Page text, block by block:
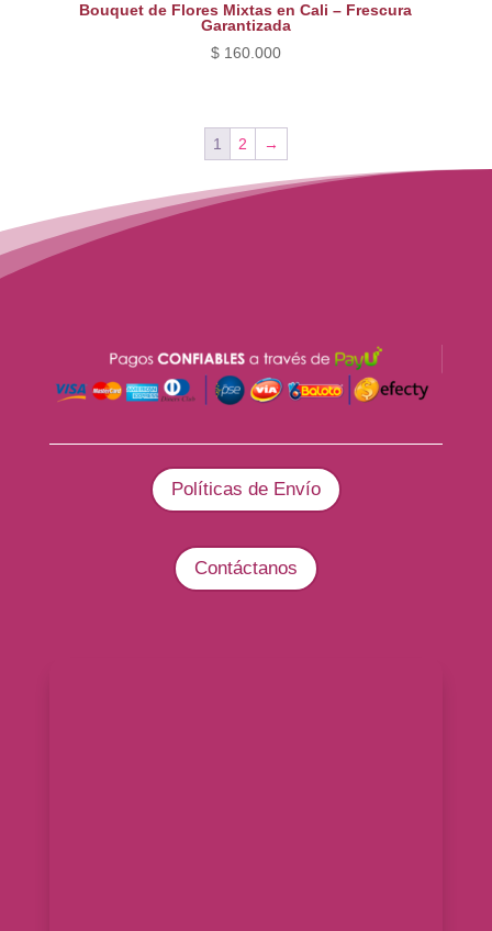
Bouquet de Flores Mixtas en Cali – Frescura
Garantizada
$160.000
1 2 →
Políticas de Envío
Contáctanos